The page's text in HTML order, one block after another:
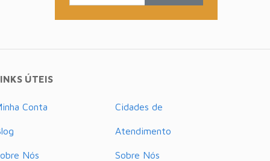
ÚTEIS
Conta
Nós
Cidades de
Atendimento
Sobre Nós